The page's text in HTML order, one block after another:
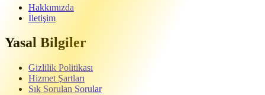
Hakkımızda
İletişim
Yasal Bilgiler
Gizlilik Politikası
Hizmet Şartları
Sık Sorulan Sorular